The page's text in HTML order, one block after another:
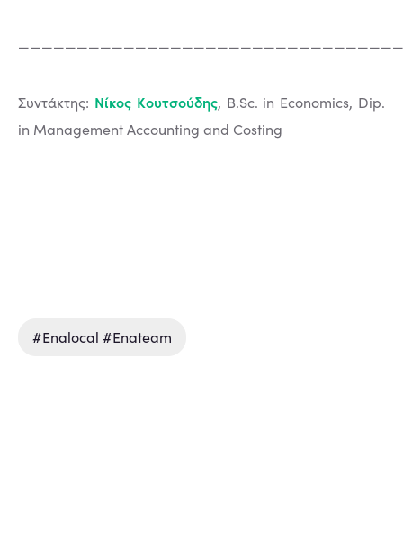
Συντάκτης: Νίκος Κουτσούδης, B.Sc. in Economics, Dip.
in Management Accounting and Costing
#enalocal #enateam